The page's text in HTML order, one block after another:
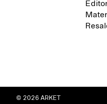
© 2026 ARKET